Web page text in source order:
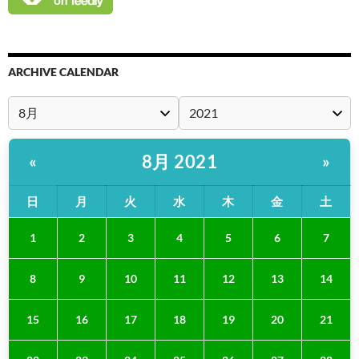
ARCHIVE CALENDAR
« 8月 2021 »
日 月 火 水 木 金 土
1 2 3 4 5 6 7
8 9 10 11 12 13 14
15 16 17 18 19 20 21